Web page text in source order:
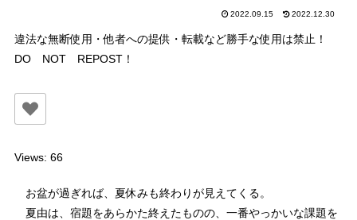
2022.09.15 2022.12.30
違法な無断使用・他者への提供・転載など勝手な使用は禁止！
DO NOT REPOST！
Views: 66
お盆が過ぎれば、夏休みも終わりが見えてくる。
夏由は、宿題をあらかた終えたものの、一番やっかいな課題を